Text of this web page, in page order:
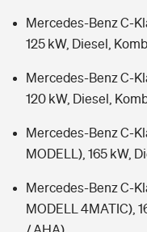
Mercedes-Benz C-
125 kW, Diesel,
Mercedes-Benz C-
120 kW, Diesel,
Mercedes-Benz C-
MODELL), 165 kW,
Mercedes-Benz C-
MODELL 4MATIC),